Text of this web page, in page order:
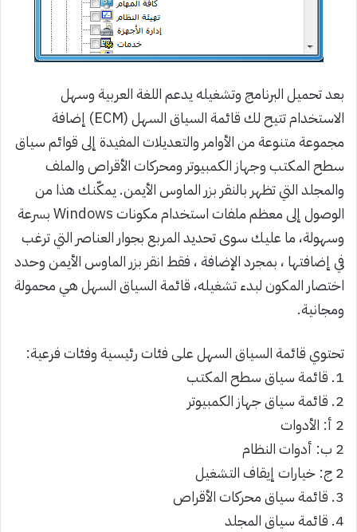
بعد تحميل البرنامج وتشغيله يدعم اللغة العربية وسهل
الاستخدام تتيح لك قائمة السياق السهل (ECM) إضافة
مجموعة متنوعة من الأوامر والتعديلات المفيدة إلى قوائم سياق
سطح المكتب وجهاز الكمبيوتر ومحركات الأقراص والملف
والمجلد التي تظهر بالنقر بزر الماوس الأيمن. يمكّنك هذا من
الوصول إلى معظم ملفات استخدام مكونات Windows بسرعة
وسهولة، ما عليك سوى تحديد المربع بجوار العناصر التي ترغب
في إضافتها ، بمجرد الإضافة ، فقط انقر بزر الماوس الأيمن وحدد
اختصار المكون لبدء تشغيله، قائمة السياق السهل هي محمولة
ومجانية.
تحتوي قائمة السياق السهل على فئات رئيسية وفئات فرعية:
1. قائمة سياق سطح المكتب
2. قائمة سياق جهاز الكمبيوتر
2 أ: الأدوات
2 ب: أدوات النظام
2 ج: خيارات إيقاف التشغيل
3. قائمة سياق محركات الأقراص
4. قائمة سياق المجلد